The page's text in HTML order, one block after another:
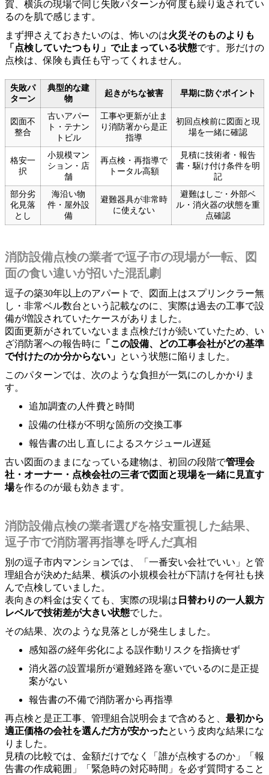
賀、横浜の現場で同じ失敗パターンが何度も繰り返されてい
るのを肌で感じます。
まず押さえておきたいのは、怖いのは火災そのものよりも
「点検していたつもり」で止まっている状態です。形だけの
点検は、保険も責任も守ってくれません。
失敗パ
ターン
典型的な建
物
起きがちな被害 早期に防ぐポイント
図面不
整合
古いアパー
ト・テナン
トビル
工事や更新が止ま
り消防署から是正
指導
初回点検前に図面と現
場を一緒に確認
格安一
択
小規模マン
ション・店
舗
再点検・再指導で
トータル高額
見積に技術者・報告
書・駆け付け条件を明
記
部分劣
化見落
とし
海沿い物
件・屋外設
備
避難器具が非常時
に使えない
避難はしご・外部ベ
ル・消火器の状態を重
点確認
消防設備点検の業者で逗子市の現場が一転、図
面の食い違いが招いた混乱劇
逗子の築30年以上のアパートで、図面上はスプリンクラー無
し・非常ベル数台という記載なのに、実際は過去の工事で設
備が増設されていたケースがありました。
図面更新がされていないまま点検だけが続いていたため、い
ざ消防署への報告時に
「この設備、どの工事会社がどの基準
で付けたのか分からない」 という状態に陥りました。
このパターンでは、次のような負担が一気にのしかかりま
す。
追加調査の人件費と時間
設備の仕様が不明な箇所の交換工事
報告書の出し直しによるスケジュール遅延
古い図面のままになっている建物は、初回の段階で管理会
社・オーナー・点検会社の三者で図面と現場を一緒に見直す
場を作るのが最も効きます。
消防設備点検の業者選びを格安重視した結果、
逗子市で消防署再指導を呼んだ真相
別の逗子市内マンションでは、「一番安い会社でいい」と管
理組合が決めた結果、横浜の小規模会社が下請けを何社も挟
んで点検していました。
表向きの料金は安くても、実際の現場は 日替わりの一人親方
レベルで技術差が大きい状態でした。
その結果、次のような見落としが発生しました。
感知器の経年劣化による誤作動リスクを指摘せず
消火器の設置場所が避難経路を塞いでいるのに是正提
案がない
報告書の不備で消防署から再指導
再点検と是正工事、管理組合説明会まで含めると、 最初から
適正価格の会社を選んだ方が安かったという皮肉な結果にな
りました。
見積の比較では、金額だけでなく「誰が点検するのか」「報
告書の作成範囲」「緊急時の対応時間」を必ず質問すること